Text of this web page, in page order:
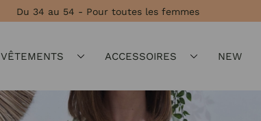
Du 34 au 54 - Pour toutes les femmes
VÊTEMENTS ACCESSOIRES NEW